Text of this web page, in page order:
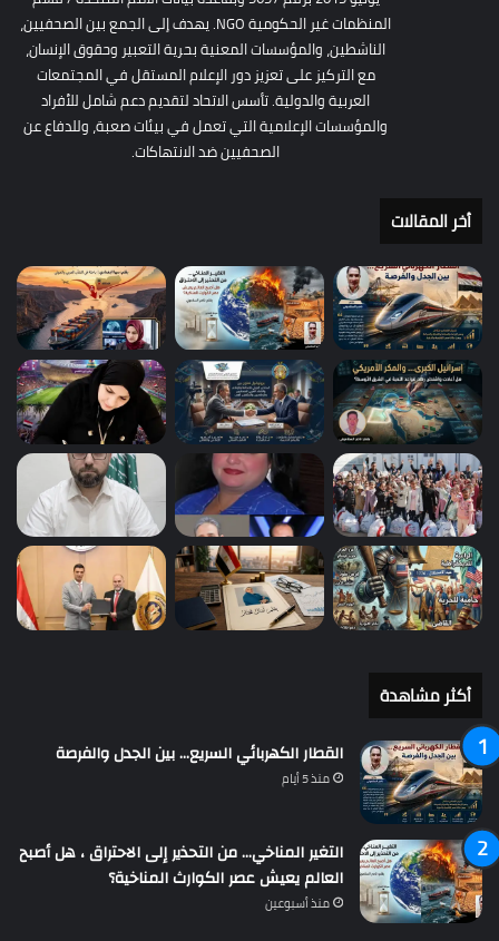
المنظمات غير الحكومية NGO. يهدف إلى الجمع بين الصحفيين،
الناشطين، والمؤسسات المعنية بحرية التعبير وحقوق الإنسان،
مع التركيز على تعزيز دور الإعلام المستقل في المجتمعات
العربية والدولية. تأسس الاتحاد لتقديم دعم شامل للأفراد
والمؤسسات الإعلامية التي تعمل في بيئات صعبة، وللدفاع عن
الصحفيين ضد الانتهاكات.
أخر المقالات
أكثر مشاهدة
القطار الكهربائي السريع… بين الجدل والفرصة
منذ 5 أيام
التغير المناخي… من التحذير إلى الاحتراق ، هل أصبح
العالم يعيش عصر الكوارث المناخية؟
منذ أسبوعين